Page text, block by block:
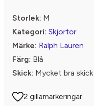
Storlek: M
Kategori: Skjortor
Märke: Ralph Lauren
Färg: Blå
Skick: Mycket bra skick
2 gillamarkeringar